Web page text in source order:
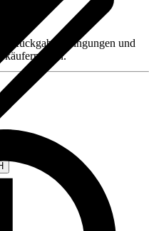
Rückgabebedingungen und